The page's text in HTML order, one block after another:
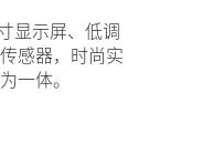
显示屏、低调
感器，时尚实
一体。